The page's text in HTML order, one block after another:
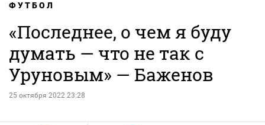
ФУТБОЛ
«Последнее, о чем я буду
думать — что не так с
Уруновым» — Баженов
25 октября 2022 23:28